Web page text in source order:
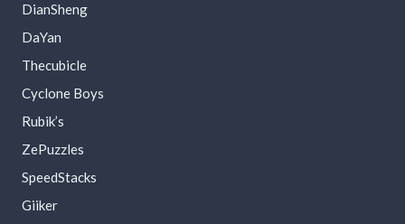
DianSheng
DaYan
Thecubicle
Cyclone Boys
Rubik’s
ZePuzzles
SpeedStacks
Giiker